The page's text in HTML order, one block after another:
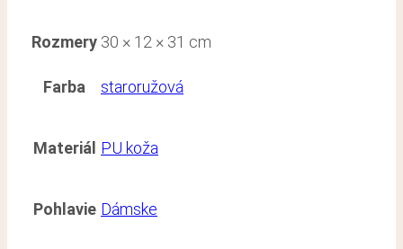
Rozmery 30 × 12 × 31 cm
Farba staroružová
Materiál PU koža
Pohlavie Dámske